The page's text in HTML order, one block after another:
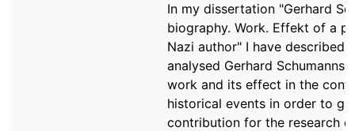
In my dissertation "Gerhard
biography. Work. Effekt of a
Nazi author" I have described
analysed Gerhard Schumanns
work and its effect in the
historical events in order to
contribution for the research